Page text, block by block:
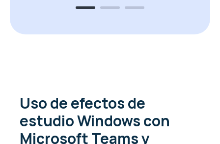
Uso de efectos de
estudio Windows con
Microsoft Teams y